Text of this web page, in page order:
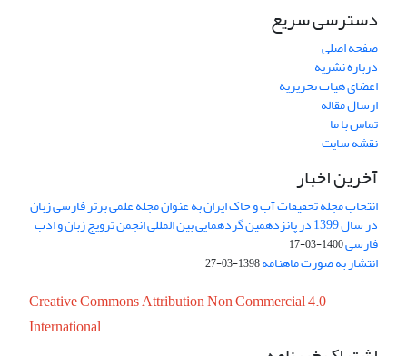
دسترسی سریع
صفحه اصلی
درباره نشریه
اعضای هیات تحریریه
ارسال مقاله
تماس با ما
نقشه سایت
آخرین اخبار
انتخاب مجله تحقیقات آب و خاک ایران به عنوان مجله علمی برتر فارسی زبان
در سال 1399 در پانزدهمین گردهمایی بین المللی انجمن ترویج زبان و ادب
فارسی1400-03-17
انتشار به صورت ماهنامه1398-03-27
Creative Commons Attribution Non Commercial 4.0
International